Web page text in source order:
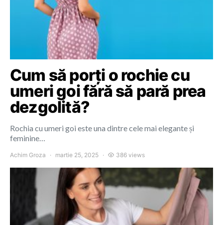
Cum să porți o rochie cu
umeri goi fără să pară prea
dezgolită?
Rochia cu umeri goi este una dintre cele mai elegante și
feminine…
Achim Groza martie 25, 2025 386 views